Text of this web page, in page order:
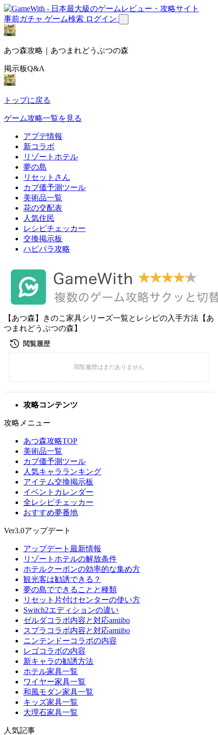
事前ガチャ ゲーム検索 ログイン
あつ森攻略｜あつまれどうぶつの森
掲示板Q&A
トップに戻る
ゲーム攻略一覧を見る
アプデ情報
新コラボ
リゾートホテル
夢の島
リセットさん
カブ価予測ツール
美術品一覧
花の交配表
人気住民
レシピチェッカー
交換掲示板
ハピパラ攻略
【あつ森】きのこ家具シリーズ一覧とレシピの入手方法【あ
つまれどうぶつの森】
攻略コンテンツ
攻略メニュー
あつ森攻略TOP
美術品一覧
カブ価予測ツール
人気キャラランキング
アイテム交換掲示板
イベントカレンダー
全レシピチェッカー
おすすめ夢番地
Ver3.0アップデート
アップデート最新情報
リゾートホテルの解放条件
ホテルクーポンの効率的な集め方
観光客は勧誘できる？
夢の島でできることと種類
リセット片付けセンターの使い方
Switch2エディションの違い
ゼルダコラボ内容と対応amiibo
スプラコラボ内容と対応amiibo
ニンテンドーコラボの内容
レゴコラボの内容
新キャラの勧誘方法
ホテル家具一覧
ワイヤー家具一覧
和風モダン家具一覧
キッズ家具一覧
大理石家具一覧
人気記事